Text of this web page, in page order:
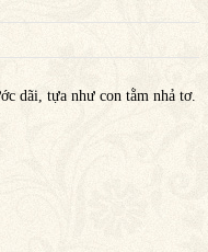
dãi, tựa như con tằm nhả tơ.